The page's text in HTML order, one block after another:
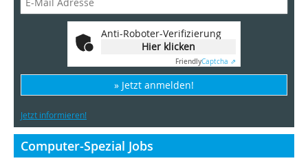
Anti-Roboter-Verifizierung
Hier klicken
FriendlyCaptcha ⇗
» Jetzt anmelden!
Jetzt informieren!
Computer-Spezial Jobs